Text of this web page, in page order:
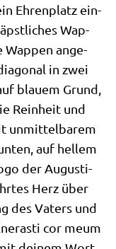
Ehren­platz ein­
Wap­
Wap­pen ange­
in zwei
blau­em Grund,
Rein­heit und
unmit­tel­ba­rem
auf hel­lem
der Augu­sti­
Herz über
des Vaters und
cor meum